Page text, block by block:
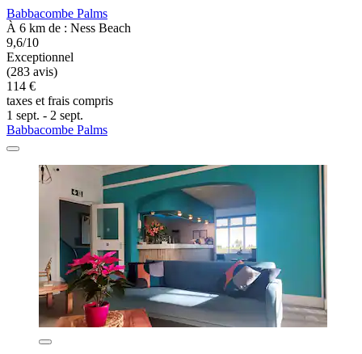
Babbacombe Palms
À 6 km de : Ness Beach
9,6/10
Exceptionnel
(283 avis)
114 €
taxes et frais compris
1 sept. - 2 sept.
Babbacombe Palms